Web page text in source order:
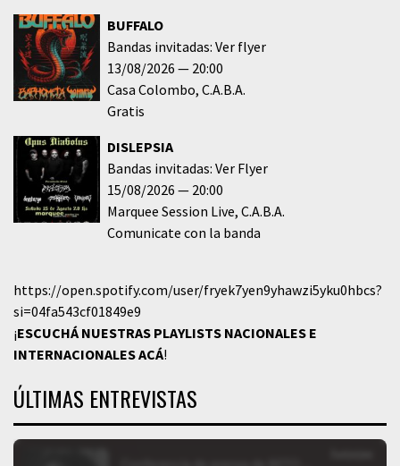
BUFFALO
Bandas invitadas: Ver flyer
13/08/2026
20:00
Casa Colombo C.A.B.A.
Gratis
DISLEPSIA
Bandas invitadas: Ver Flyer
15/08/2026
20:00
Marquee Session Live C.A.B.A.
Comunicate con la banda
https://open.spotify.com/user/fryek7yen9yhawzi5yku0hbcs?
si=04fa543cf01849e9
¡ESCUCHÁ NUESTRAS PLAYLISTS NACIONALES E
INTERNACIONALESACÁ!
ÚLTIMAS ENTREVISTAS